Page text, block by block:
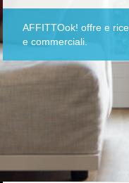
AFFITTOok! offre e
e commerciali.